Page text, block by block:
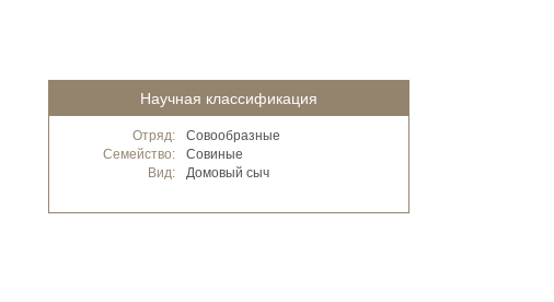
Научная классификация
Отряд:
Совообразные
Семейство:
Совиные
Вид:
Домовый сыч